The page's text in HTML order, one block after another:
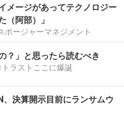
メージがあってテクノロジー
（阿部）」
ポージャーマネジメント
？」と思ったら読むべき
ラストここに爆誕
決算開示目前にランサムウ